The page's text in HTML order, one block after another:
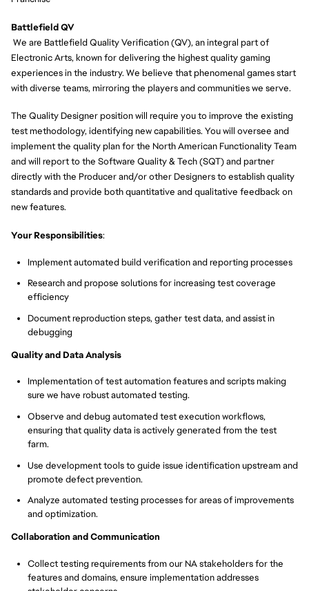
Battlefield QV
We are Battlefield Quality Verification (QV), an integral part of
Electronic Arts, known for delivering the highest quality gaming
experiences in the industry. We believe that phenomenal games start
with diverse teams, mirroring the players and communities we serve.
The Quality Designer position will require you to improve the existing
test methodology, identifying new capabilities. You will oversee and
implement the quality plan for the North American Functionality Team
and will report to the Software Quality & Tech (SQT) and partner
directly with the Producer and/or other Designers to establish quality
standards and provide both quantitative and qualitative feedback on
new features.
Your Responsibilities:
Implement automated build verification and reporting processes
Research and propose solutions for increasing test coverage
efficiency
Document reproduction steps, gather test data, and assist in
debugging
Quality and Data Analysis
Implementation of test automation features and scripts making
sure we have robust automated testing.
Observe and debug automated test execution workflows,
ensuring that quality data is actively generated from the test
farm.
Use development tools to guide issue identification upstream and
promote defect prevention.
Analyze automated testing processes for areas of improvements
and optimization.
Collaboration and Communication
Collect testing requirements from our NA stakeholders for the
features and domains, ensure implementation addresses